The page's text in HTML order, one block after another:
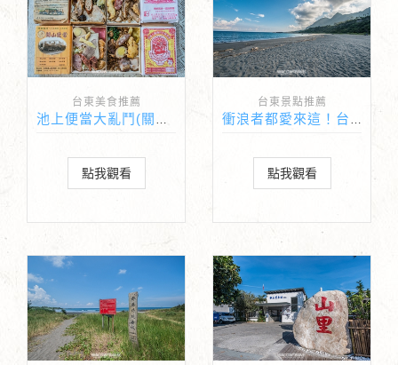
台東美食推薦
池上便當大亂鬥(關山便當也參戰)
點我觀看
台東景點推薦
衝浪者都愛來這！台東金樽沙灘
點我觀看